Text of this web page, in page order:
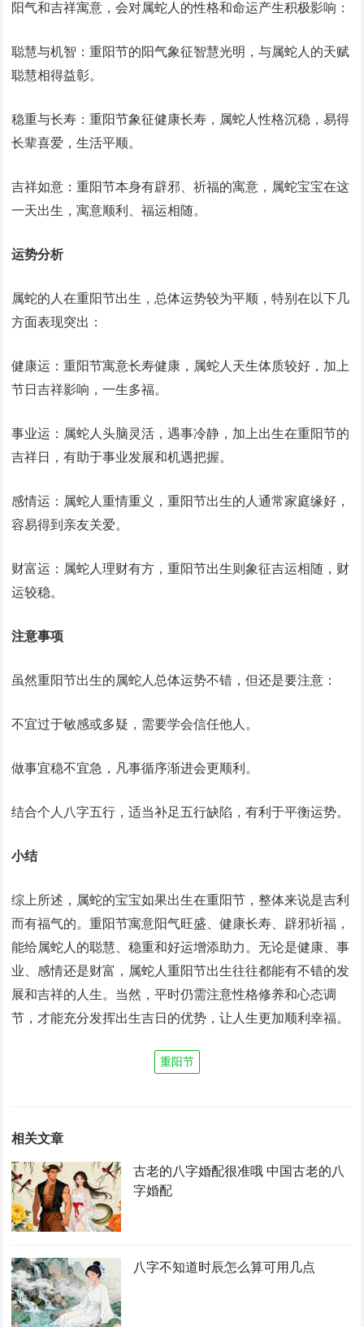
阳气和吉祥寓意，会对属蛇人的性格和命运产生积极影响：
聪慧与机智：重阳节的阳气象征智慧光明，与属蛇人的天赋
聪慧相得益彰。
稳重与长寿：重阳节象征健康长寿，属蛇人性格沉稳，易得
长辈喜爱，生活平顺。
吉祥如意：重阳节本身有辟邪、祈福的寓意，属蛇宝宝在这
一天出生，寓意顺利、福运相随。
运势分析
属蛇的人在重阳节出生，总体运势较为平顺，特别在以下几
方面表现突出：
健康运：重阳节寓意长寿健康，属蛇人天生体质较好，加上
节日吉祥影响，一生多福。
事业运：属蛇人头脑灵活，遇事冷静，加上出生在重阳节的
吉祥日，有助于事业发展和机遇把握。
感情运：属蛇人重情重义，重阳节出生的人通常家庭缘好，
容易得到亲友关爱。
财富运：属蛇人理财有方，重阳节出生则象征吉运相随，财
运较稳。
注意事项
虽然重阳节出生的属蛇人总体运势不错，但还是要注意：
不宜过于敏感或多疑，需要学会信任他人。
做事宜稳不宜急，凡事循序渐进会更顺利。
结合个人八字五行，适当补足五行缺陷，有利于平衡运势。
小结
综上所述，属蛇的宝宝如果出生在重阳节，整体来说是吉利
而有福气的。重阳节寓意阳气旺盛、健康长寿、辟邪祈福，
能给属蛇人的聪慧、稳重和好运增添助力。无论是健康、事
业、感情还是财富，属蛇人重阳节出生往往都能有不错的发
展和吉祥的人生。当然，平时仍需注意性格修养和心态调
节，才能充分发挥出生吉日的优势，让人生更加顺利幸福。
重阳节
相关文章
古老的八字婚配很准哦 中国古老的八
字婚配
八字不知道时辰怎么算可用几点